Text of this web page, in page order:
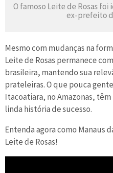
O famoso Leite de Rosas
ex-prefeito
Mesmo com mudanças na
Leite de Rosas permanece
brasileira, mantendo sua
prateleiras. O que pouca
Itacoatiara, no Amazonas,
linda história de sucesso.
Entenda agora como Manaus
Leite de Rosas!